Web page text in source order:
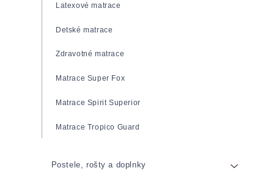
Latexové matrace
Detské matrace
Zdravotné matrace
Matrace Super Fox
Matrace Spirit Superior
Matrace Tropico Guard
Postele, rošty a doplnky